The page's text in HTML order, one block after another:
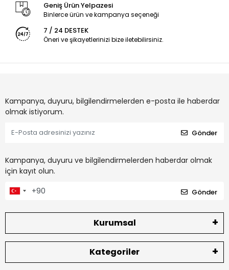
Geniş Ürün Yelpazesi
Binlerce ürün ve kampanya seçeneği
7 / 24 DESTEK
Öneri ve şikayetlerinizi bize iletebilirsiniz.
Kampanya, duyuru, bilgilendirmelerden e-posta ile haberdar
olmak istiyorum.
Gönder
Kampanya, duyuru ve bilgilendirmelerden haberdar olmak
için kayıt olun.
Gönder
Kurumsal
Kategoriler